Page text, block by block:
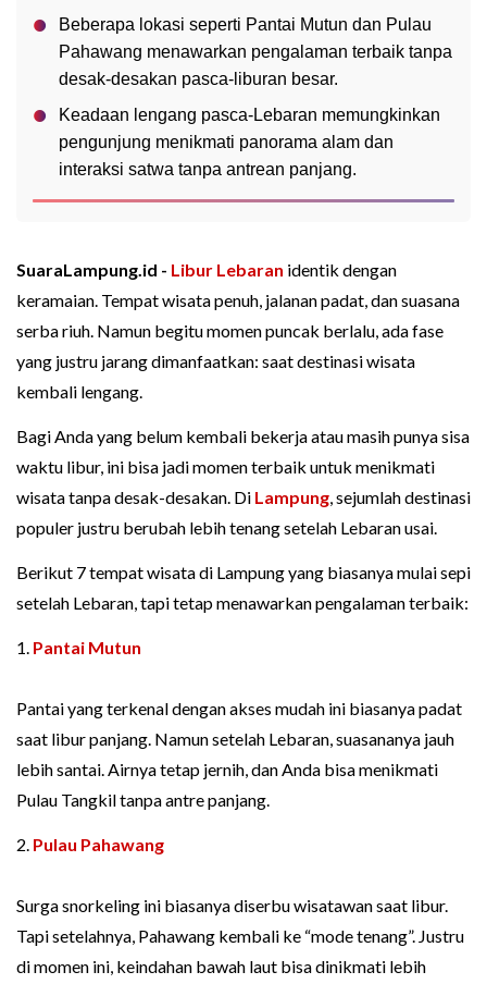
Beberapa lokasi seperti Pantai Mutun dan Pulau
Pahawang menawarkan pengalaman terbaik tanpa
desak-desakan pasca-liburan besar.
Keadaan lengang pasca-Lebaran memungkinkan
pengunjung menikmati panorama alam dan
interaksi satwa tanpa antrean panjang.
SuaraLampung.id - Libur Lebaran identik dengan
keramaian. Tempat wisata penuh, jalanan padat, dan suasana
serba riuh. Namun begitu momen puncak berlalu, ada fase
yang justru jarang dimanfaatkan: saat destinasi wisata
kembali lengang.
Bagi Anda yang belum kembali bekerja atau masih punya sisa
waktu libur, ini bisa jadi momen terbaik untuk menikmati
wisata tanpa desak-desakan. Di Lampung, sejumlah destinasi
populer justru berubah lebih tenang setelah Lebaran usai.
Berikut 7 tempat wisata di Lampung yang biasanya mulai sepi
setelah Lebaran, tapi tetap menawarkan pengalaman terbaik:
1. Pantai Mutun
Pantai yang terkenal dengan akses mudah ini biasanya padat
saat libur panjang. Namun setelah Lebaran, suasananya jauh
lebih santai. Airnya tetap jernih, dan Anda bisa menikmati
Pulau Tangkil tanpa antre panjang.
2. Pulau Pahawang
Surga snorkeling ini biasanya diserbu wisatawan saat libur.
Tapi setelahnya, Pahawang kembali ke “mode tenang”. Justru
di momen ini, keindahan bawah laut bisa dinikmati lebih